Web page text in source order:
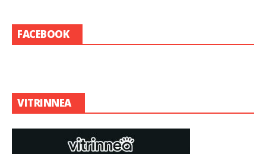
FACEBOOK
VITRINNEA